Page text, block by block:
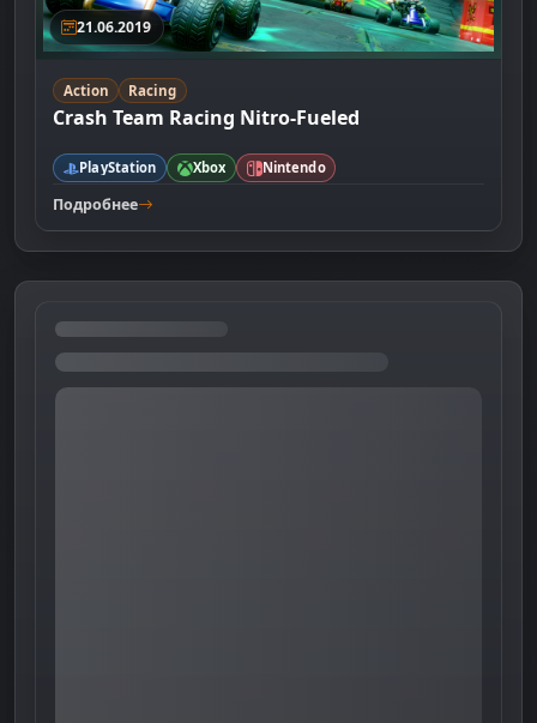
21.06.2019
Action Racing
Crash Team Racing Nitro-Fueled
PlayStation Xbox Nintendo
Подробнее